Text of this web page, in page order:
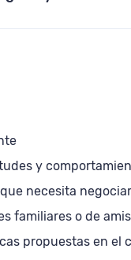
y
necesita negociar
familiares o de
propuestas en el